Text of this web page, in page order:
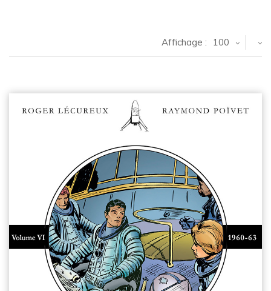
Affichage : 100